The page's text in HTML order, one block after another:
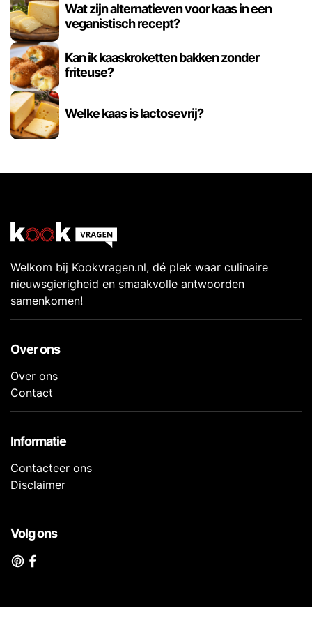
Wat zijn alternatieven voor kaas in een
veganistisch recept?
Kan ik kaaskroketten bakken zonder
friteuse?
Welke kaas is lactosevrij?
Welkom bij Kookvragen.nl, dé plek waar culinaire
nieuwsgierigheid en smaakvolle antwoorden
samenkomen!
Over ons
Over ons
Contact
Informatie
Contacteer ons
Disclaimer
Volg ons